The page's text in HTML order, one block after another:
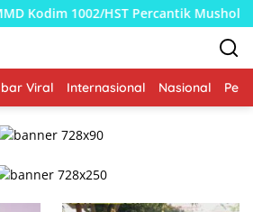
Mushola Desa Awang
Viral Internasional Nasional